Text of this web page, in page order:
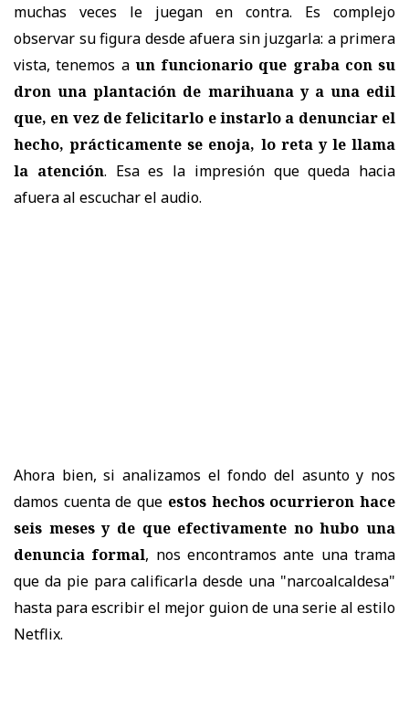
muchas veces le juegan en contra. Es complejo
observar su figura desde afuera sin juzgarla: a primera
vista, tenemos a un funcionario que graba con su
dron una plantación de marihuana y a una edil
que, en vez de felicitarlo e instarlo a denunciar el
hecho, prácticamente se enoja, lo reta y le llama
la atención. Esa es la impresión que queda hacia
afuera al escuchar el audio.
Ahora bien, si analizamos el fondo del asunto y nos
damos cuenta de que estos hechos ocurrieron hace
seis meses y de que efectivamente no hubo una
denuncia formal, nos encontramos ante una trama
que da pie para calificarla desde una "narcoalcaldesa"
hasta para escribir el mejor guion de una serie al estilo
Netflix.